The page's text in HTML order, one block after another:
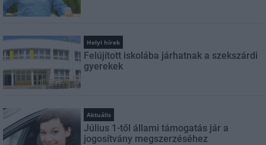
Helyi hírek
Felújított iskolába járhatnak a szekszárdi
gyerekek
Aktuális
Július 1-től állami támogatás jár a
jogosítvány megszerzéséhez